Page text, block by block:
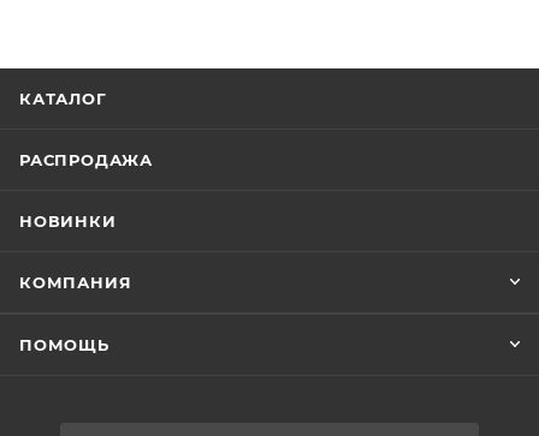
КАТАЛОГ
РАСПРОДАЖА
НОВИНКИ
КОМПАНИЯ
ПОМОЩЬ